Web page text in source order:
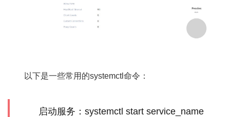
以下是一些常用的systemctl命令：
启动服务：systemctl start service_name